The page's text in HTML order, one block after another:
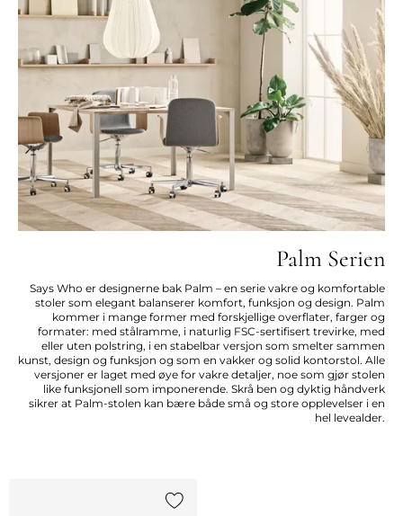
Palm Serien
Says Who er designerne bak Palm – en serie vakre og komfortable
stoler som elegant balanserer komfort, funksjon og design. Palm
kommer i mange former med forskjellige overflater, farger og
formater: med stålramme, i naturlig FSC-sertifisert trevirke, med
eller uten polstring, i en stabelbar versjon som smelter sammen
kunst, design og funksjon og som en vakker og solid kontorstol. Alle
versjoner er laget med øye for vakre detaljer, noe som gjør stolen
like funksjonell som imponerende. Skrå ben og dyktig håndverk
sikrer at Palm-stolen kan bære både små og store opplevelser i en
hel levealder.